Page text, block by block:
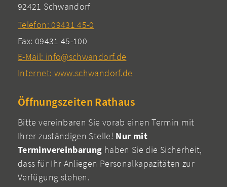
92421 Schwandorf
Telefon: 09431 45-0
Fax: 09431 45-100
E-Mail: info@schwandorf.de
Internet: www.schwandorf.de
Öffnungszeiten Rathaus
Bitte vereinbaren Sie vorab einen Termin mit
Ihrer zuständigen Stelle! Nur mit
Terminvereinbarung haben Sie die Sicherheit,
dass für Ihr Anliegen Personalkapazitäten zur
Verfügung stehen.